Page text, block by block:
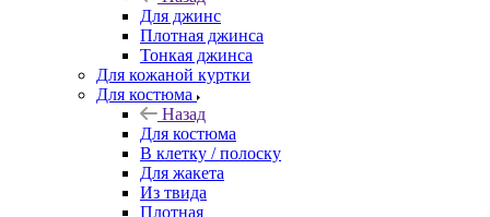
Для джинс
Плотная джинса
Тонкая джинса
Для кожаной куртки
Для костюма
Назад
Для костюма
В клетку / полоску
Для жакета
Из твида
Плотная